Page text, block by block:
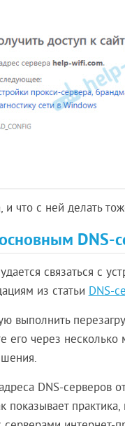
что с ней делать
DNS-
связаться с
из статьиDNS-
выполнить
его через
DNS-серверов
показывает